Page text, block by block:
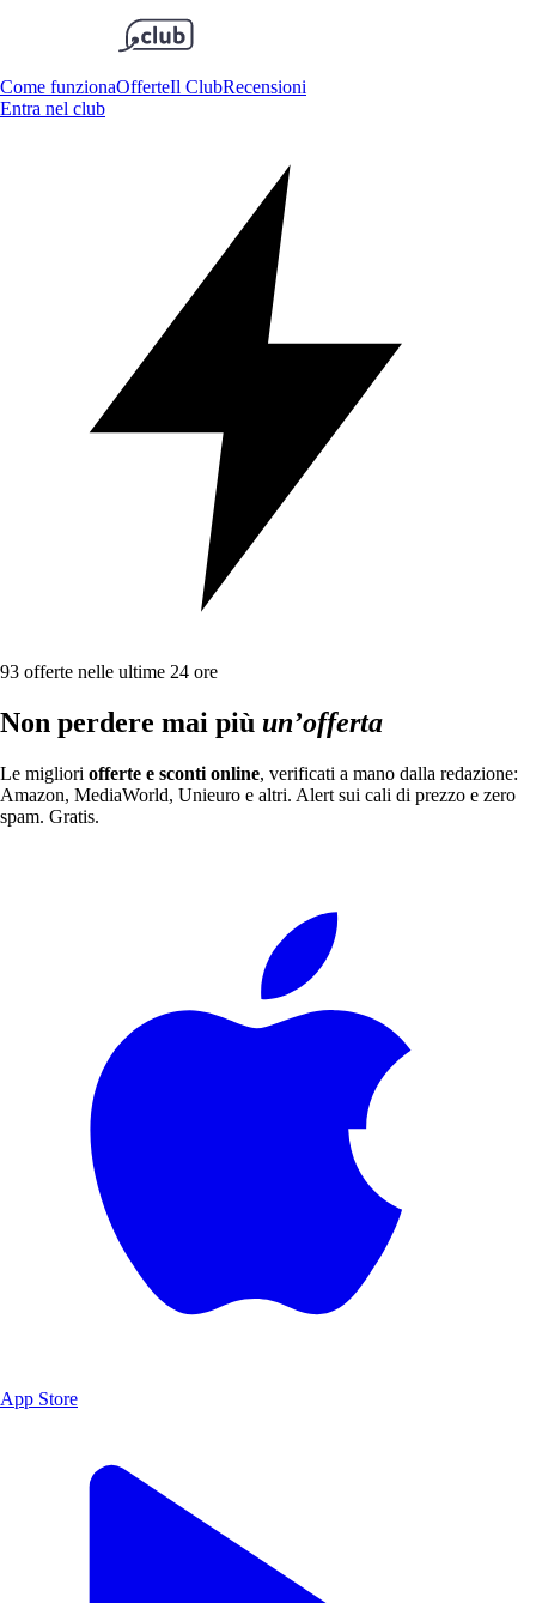
Come funzionaOfferteIl ClubRecensioni
Entra nel club
93 offerte nelle ultime 24 ore
Non perdere mai più un’offerta
Le migliori offerte e sconti online, verificati a mano dalla redazione:
Amazon, MediaWorld, Unieuro e altri. Alert sui cali di prezzo e zero
spam. Gratis.
App Store